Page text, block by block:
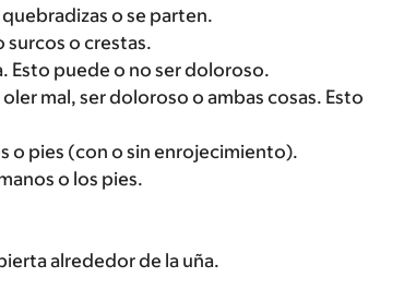
o se parten.
surcos o crestas.
Esto puede o no ser doloroso.
mal, ser doloroso o ambas cosas. Esto
o pies (con o sin enrojecimiento).
o los pies.
alrededor de la uña.